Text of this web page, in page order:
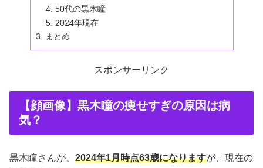
50代の黒木瞳
2024年現在
まとめ
スポンサーリンク
【顔画像】黒木瞳の痩せすぎの原因は病
気？
黒木瞳さんが、 2024年1月時点63歳になりますが、現在の